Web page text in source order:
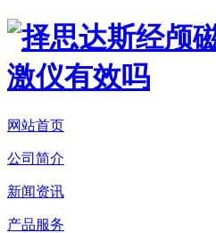
网站首页
公司简介
新闻资讯
产品服务